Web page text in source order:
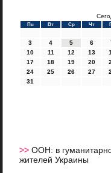
Пн Вт Ср Чт
3
4 5 6
10
11 12 13
17
18 19 20
24
25 26 27
31
>>ООН: в
жителей Украины